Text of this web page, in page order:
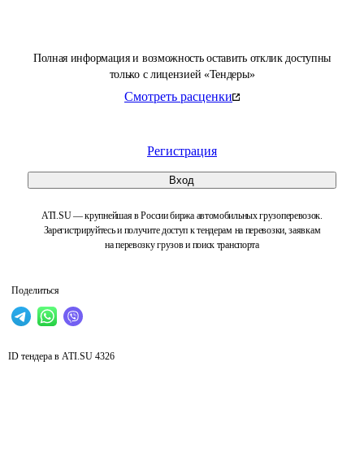
Полная информация и возможность оставить отклик доступны
только с лицензией «Тендеры»
Смотреть расценки
Регистрация
Вход
ATI.SU — крупнейшая в России биржа автомобильных грузоперевозок.
Зарегистрируйтесь и получите доступ к тендерам на перевозки, заявкам
на перевозку грузов и поиск транспорта
Поделиться
ID тендера в ATI.SU 4326